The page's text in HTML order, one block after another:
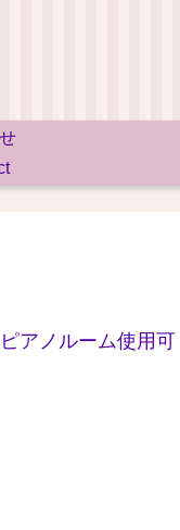
アノルーム使用可